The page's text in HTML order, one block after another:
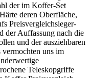
der im Koffer-Set
deren Oberfläche,
Preisvergleichsieger-
der Auffassung nach die
und der ausziehbaren
uns im
Teleskopgriffe